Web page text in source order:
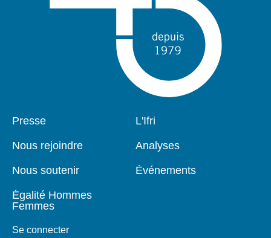
Pied
Presse
Nous rejoindre
Nous soutenir
Égalité Hommes
Femmes
Se connecter
Navigation
L'Ifri
Analyses
Événements